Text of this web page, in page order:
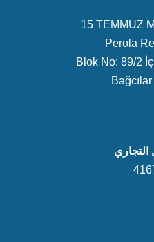
15 TEMMUZ
Perola
Blok No: 89/2